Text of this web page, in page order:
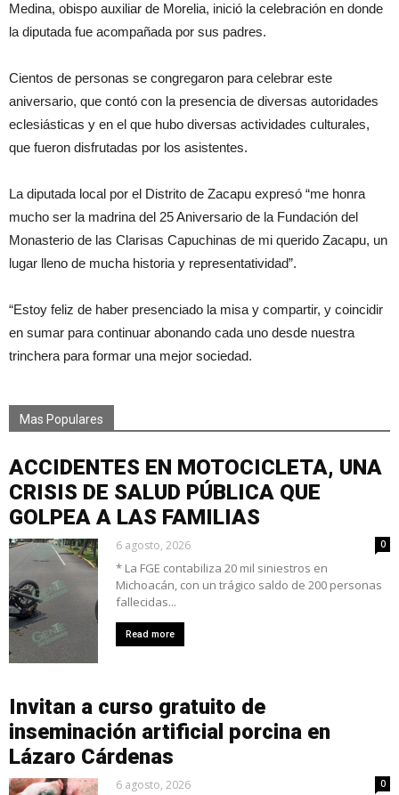
Medina, obispo auxiliar de Morelia, inició la celebración en donde
la diputada fue acompañada por sus padres.
Cientos de personas se congregaron para celebrar este
aniversario, que contó con la presencia de diversas autoridades
eclesiásticas y en el que hubo diversas actividades culturales,
que fueron disfrutadas por los asistentes.
La diputada local por el Distrito de Zacapu expresó “me honra
mucho ser la madrina del 25 Aniversario de la Fundación del
Monasterio de las Clarisas Capuchinas de mi querido Zacapu, un
lugar lleno de mucha historia y representatividad”.
“Estoy feliz de haber presenciado la misa y compartir, y coincidir
en sumar para continuar abonando cada uno desde nuestra
trinchera para formar una mejor sociedad.
Mas Populares
ACCIDENTES EN MOTOCICLETA, UNA
CRISIS DE SALUD PÚBLICA QUE
GOLPEA A LAS FAMILIAS
6 agosto, 2026 0
* La FGE contabiliza 20 mil siniestros en
Michoacán, con un trágico saldo de 200 personas
fallecidas...
Read more
Invitan a curso gratuito de
inseminación artificial porcina en
Lázaro Cárdenas
6 agosto, 2026 0